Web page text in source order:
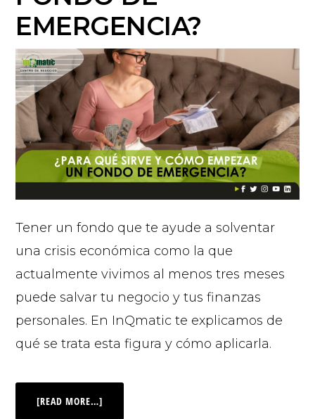
EMERGENCIA?
Tener un fondo que te ayude a solventar
una crisis económica como la que
actualmente vivimos al menos tres meses
puede salvar tu negocio y tus finanzas
personales. En InQmatic te explicamos de
qué se trata esta figura y cómo aplicarla.
[READ MORE…]